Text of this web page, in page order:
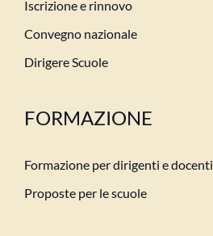
Iscrizione e rinnovo
Convegno nazionale
Dirigere Scuole
FORMAZIONE
Formazione per dirigenti e docenti
Proposte per le scuole